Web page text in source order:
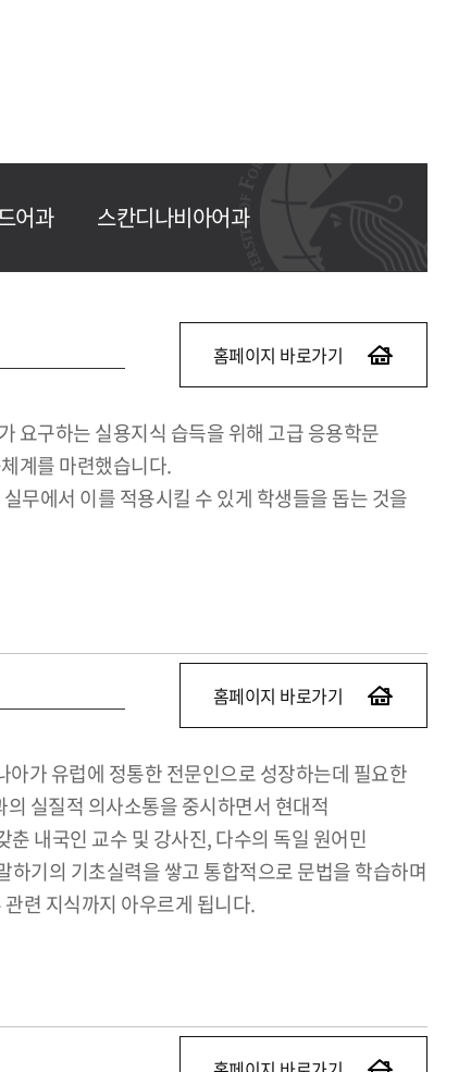
어과 스칸디나비아어과
홈페이지 바로가기
요구하는 실용지식 습득을 위해 고급 응용학문
계를 마련했습니다.
무에서 이를 적용시킬 수 있게 학생들을 돕는 것을
홈페이지 바로가기
가 유럽에 정통한 전문인으로 성장하는데 필요한
실질적 의사소통을 중시하면서 현대적
내국인 교수 및 강사진, 다수의 독일 원어민
기의 기초실력을 쌓고 통합적으로 문법을 학습하며
련 지식까지 아우르게 됩니다.